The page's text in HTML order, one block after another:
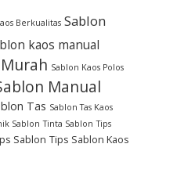
Berkualitas Sablon
kaos manual
Sablon Kaos Polos
Manual
Tas Sablon Tas Kaos
Sablon Tinta Sablon Tips
Sablon Tips Sablon Kaos